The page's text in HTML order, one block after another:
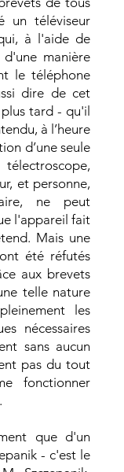
un téléviseur
à l'aide de
manière
le téléphone
dire de cet
tard - qu'il
à l’heure
d’une seule
et personne,
ne peut
l'appareil fait
Mais une
été réfutés
aux brevets
telle nature
les
nécessaires
sans aucun
pas du tout
fonctionner
que d'un
- c'est le